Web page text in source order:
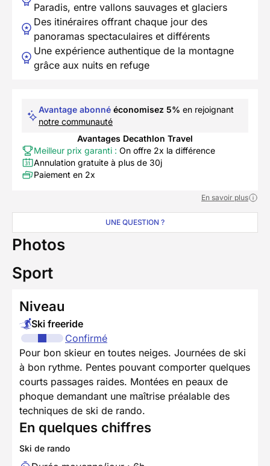
Paradis, entre vallons sauvages et glaciers
Des itinéraires offrant chaque jour des
panoramas spectaculaires et différents
Une expérience authentique de la montagne
grâce aux nuits en refuge
Avantage abonné économisez 5% en rejoignant
notre communauté
Avantages Decathlon Travel
Meilleur prix garanti : On offre 2x la différence
Annulation gratuite à plus de 30j
Paiement en 2x
En savoir plus
UNE QUESTION ?
Photos
Sport
Niveau
Ski freeride
Confirmé
Pour bon skieur en toutes neiges. Journées de ski
à bon rythme. Pentes pouvant comporter quelques
courts passages raides. Montées en peaux de
phoque demandant une maîtrise préalable des
techniques de ski de rando.
En quelques chiffres
Ski de rando